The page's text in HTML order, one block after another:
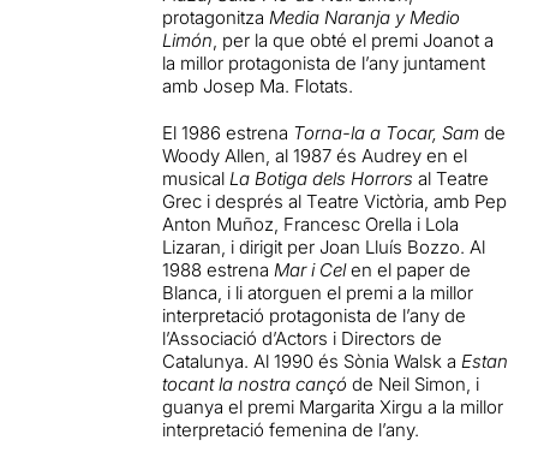
protagonitzaMedia Naranja y Medio
Limón, per la que obté el premi Joanot a
la millor protagonista de l’any juntament
amb Josep Ma. Flotats.
El 1986 estrena Torna-la a Tocar, Sam de
Woody Allen, al 1987 és Audrey en el
musicalLa Botiga dels Horrors al Teatre
Grec i després al Teatre Victòria, amb Pep
Anton Muñoz, Francesc Orella i Lola
Lizaran, i dirigit per Joan Lluís Bozzo. Al
1988 estrena Mar i Celen el paper de
Blanca, i li atorguen el premi a la millor
interpretació protagonista de l’any de
l’Associació d’Actors i Directors de
Catalunya. Al 1990 és Sònia Walsk aEstan
tocant la nostra cançó de Neil Simon, i
guanya el premi Margarita Xirgu a la millor
interpretació femenina de l’any.